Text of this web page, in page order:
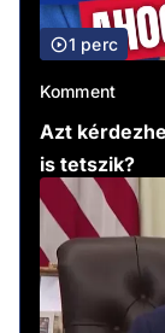
1 perc
Komment
Azt
is tetszik?